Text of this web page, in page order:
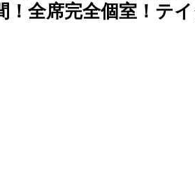
！全席完全個室！テ